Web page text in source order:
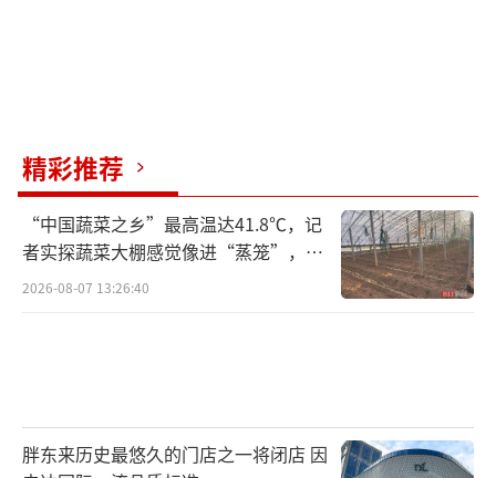
精彩推荐
“中国蔬菜之乡”最高温达41.8℃，记
者实探蔬菜大棚感觉像进“蒸笼”，有
村民称只能凌晨两点起来干活
2026-08-07 13:26:40
胖东来历史最悠久的门店之一将闭店 因